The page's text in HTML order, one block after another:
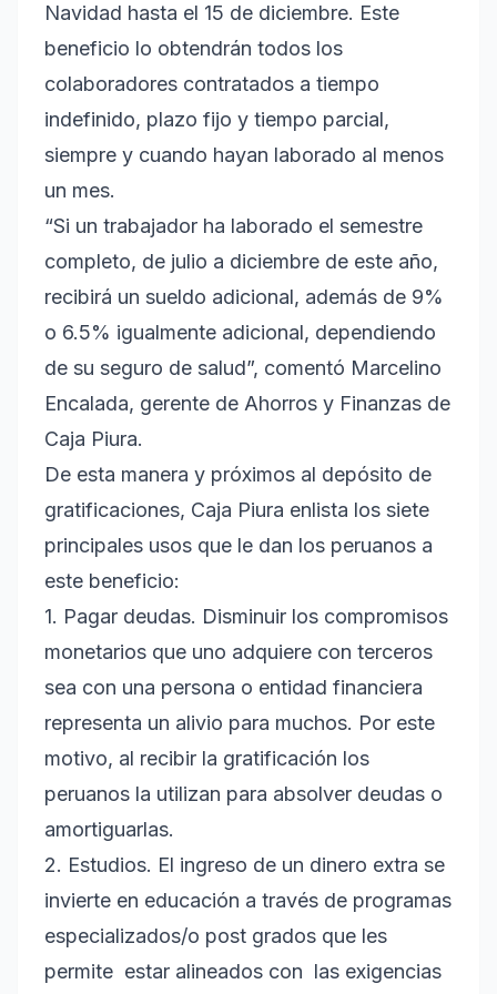
Navidad hasta el 15 de diciembre. Este
beneficio lo obtendrán todos los
colaboradores contratados a tiempo
indefinido, plazo fijo y tiempo parcial,
siempre y cuando hayan laborado al menos
un mes.
“Si un trabajador ha laborado el semestre
completo, de julio a diciembre de este año,
recibirá un sueldo adicional, además de 9%
o 6.5% igualmente adicional, dependiendo
de su seguro de salud”, comentó Marcelino
Encalada, gerente de Ahorros y Finanzas de
Caja Piura.
De esta manera y próximos al depósito de
gratificaciones, Caja Piura enlista los siete
principales usos que le dan los peruanos a
este beneficio:
1. Pagar deudas. Disminuir los compromisos
monetarios que uno adquiere con terceros
sea con una persona o entidad financiera
representa un alivio para muchos. Por este
motivo, al recibir la gratificación los
peruanos la utilizan para absolver deudas o
amortiguarlas.
2. Estudios. El ingreso de un dinero extra se
invierte en educación a través de programas
especializados/o post grados que les
permite estar alineados con las exigencias